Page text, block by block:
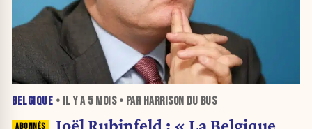
BELGIQUE • IL Y A 5 MOIS• PAR HARRISON DU BUS
Joël Rubinfeld : « La Belgique